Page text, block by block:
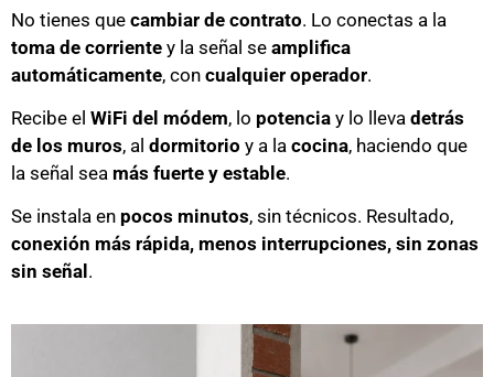
No tienes que cambiar de contrato. Lo conectas a la
toma de corriente y la señal se amplifica
automáticamente, con cualquier operador.
Recibe el WiFi del módem, lo potencia y lo lleva detrás
de los muros, al dormitorio y a la cocina, haciendo que
la señal sea más fuerte y estable.
Se instala en pocos minutos, sin técnicos. Resultado,
conexión más rápida, menos interrupciones, sin zonas
sin señal .